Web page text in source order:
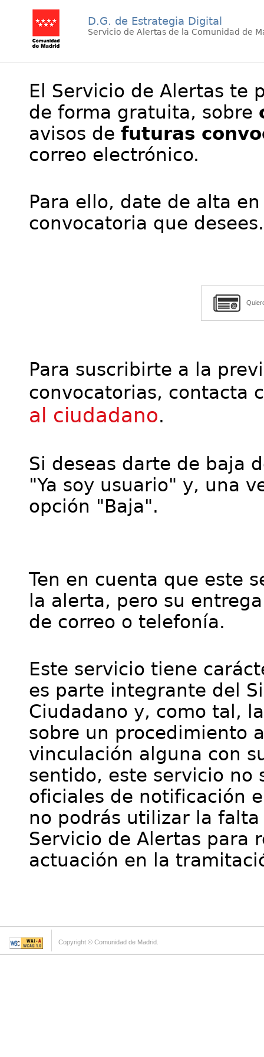
D.G. de Estrategia Digital
Servicio de Alertas de la Comunidad de
El Servicio de Alertas te
de forma gratuita, sobre
avisos de futuras
correo electrónico.
Para ello, date de alta
convocatoria que desees.
Para suscribirte a la
convocatorias, contacta
al ciudadano.
Si deseas darte de baja
"Ya soy usuario" y, una
opción "Baja".
Ten en cuenta que este
la alerta, pero su
de correo o telefonía.
Este servicio tiene
es parte integrante del
Ciudadano y, como tal,
sobre un procedimiento
vinculación alguna con
sentido, este servicio no
oficiales de notificación
no podrás utilizar la
Servicio de Alertas para
actuación en la
Copyright © Comunidad de Madrid.